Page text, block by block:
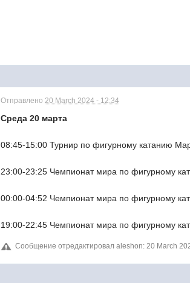
Отправлено20 March 2024 - 12:34
Среда 20 марта
08:45-15:00 Турнир по фигурному катанию
23:00-23:25 Чемпионат мира по фигурному
00:00-04:52 Чемпионат мира по фигурному
19:00-22:45 Чемпионат мира по фигурному
Сообщение отредактировал aleshon: 20 March